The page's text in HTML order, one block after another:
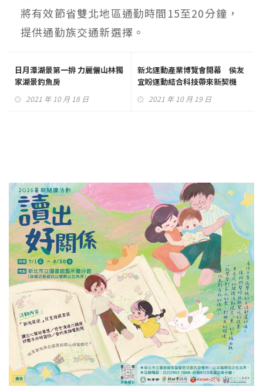
將有效節省雙北地區通勤時間15至20分鐘，
提供通勤族交通新選擇。
日月潭湖景第一排 力麗儷山林獨
家湖景釣魚房
2021 年 10 月 18 日
新北運動產業博覽會開幕 侯友
宜盼運動結合科技帶來新契機
2021 年 10 月 19 日